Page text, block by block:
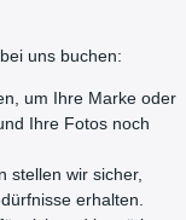
uns buchen:
um Ihre Marke oder
Ihre Fotos noch
stellen wir sicher,
erhalten.